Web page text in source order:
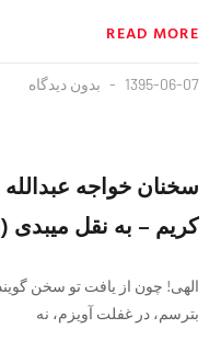
READ MORE
1395-06-07 بدون دیدگاه
سخنان خواجه
كريم – به نقل
الهى! چون از يافت تو سخن
بترسم، در غفلت آويزم، نه